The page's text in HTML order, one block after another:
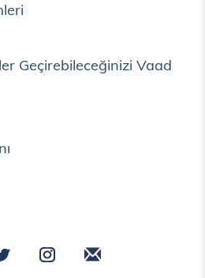
Geçirebileceğinizi Vaad